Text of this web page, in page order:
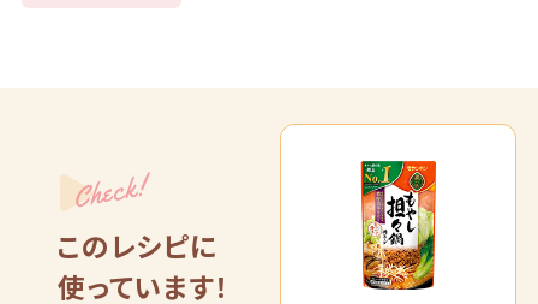
Check!
このレシピに
使っています！